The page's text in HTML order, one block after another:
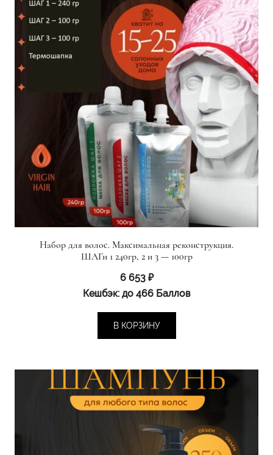
Набор для волос. Максимальная реконструкция.
ШАГи 1 240гр, 2 и 3 — 100гр
6 653 ₽
Кешбэк: до 466 Баллов
В КОРЗИНУ